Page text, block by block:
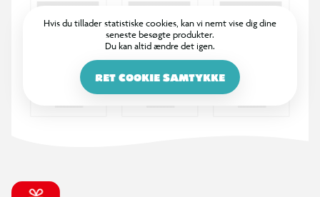
Hvis du tillader statistiske cookies, kan vi nemt vise dig dine
seneste besøgte produkter.
Du kan altid ændre det igen.
RET COOKIE SAMTYKKE